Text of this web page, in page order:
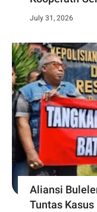
July 31, 2026
Aliansi
Tuntas